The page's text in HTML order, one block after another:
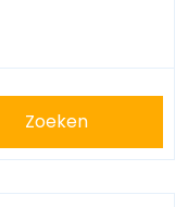
Zoeken